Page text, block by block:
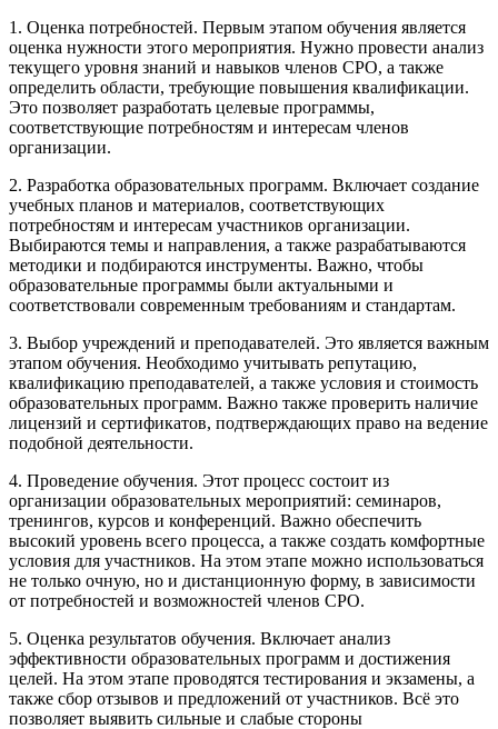
1. Оценка потребностей. Первым этапом обучения является
оценка нужности этого мероприятия. Нужно провести анализ
текущего уровня знаний и навыков членов СРО, а также
определить области, требующие повышения квалификации.
Это позволяет разработать целевые программы,
соответствующие потребностям и интересам членов
организации.
2. Разработка образовательных программ. Включает создание
учебных планов и материалов, соответствующих
потребностям и интересам участников организации.
Выбираются темы и направления, а также разрабатываются
методики и подбираются инструменты. Важно, чтобы
образовательные программы были актуальными и
соответствовали современным требованиям и стандартам.
3. Выбор учреждений и преподавателей. Это является важным
этапом обучения. Необходимо учитывать репутацию,
квалификацию преподавателей, а также условия и стоимость
образовательных программ. Важно также проверить наличие
лицензий и сертификатов, подтверждающих право на ведение
подобной деятельности.
4. Проведение обучения. Этот процесс состоит из
организации образовательных мероприятий: семинаров,
тренингов, курсов и конференций. Важно обеспечить
высокий уровень всего процесса, а также создать комфортные
условия для участников. На этом этапе можно использоваться
не только очную, но и дистанционную форму, в зависимости
от потребностей и возможностей членов СРО.
5. Оценка результатов обучения. Включает анализ
эффективности образовательных программ и достижения
целей. На этом этапе проводятся тестирования и экзамены, а
также сбор отзывов и предложений от участников. Всё это
позволяет выявить сильные и слабые стороны